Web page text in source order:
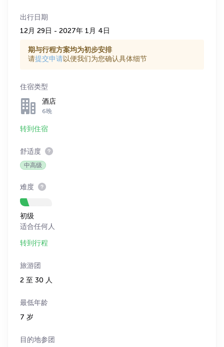
出行日期
12月 29日 - 2027年 1月 4日
期与行程方案均为初步安排
请提交申请以便我们为您确认具体细节
住宿类型
酒店
6晚
转到住宿
舒适度
中高级
难度
初级
适合任何人
转到行程
旅游团
2 至 30 人
最低年龄
7 岁
目的地参团